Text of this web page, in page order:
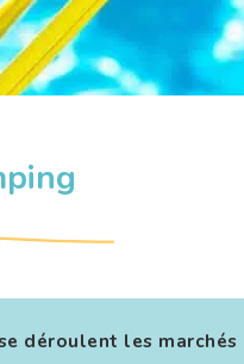
déroulent les